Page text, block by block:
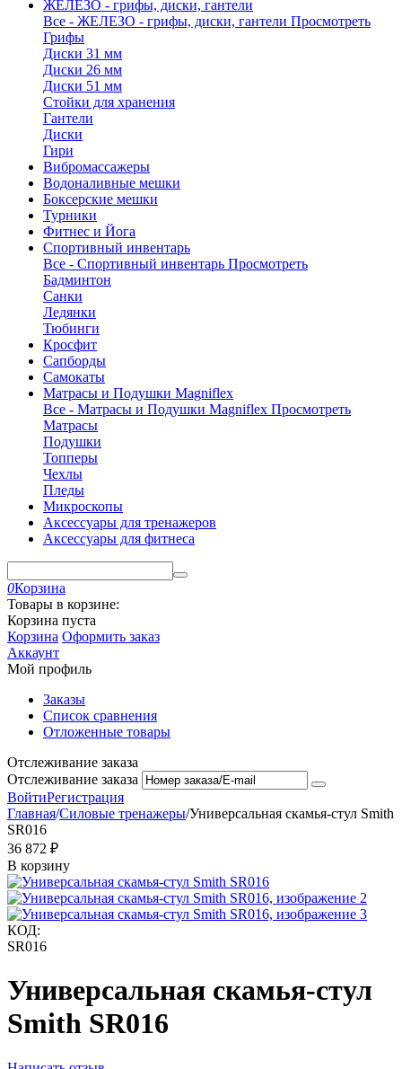
ЖЕЛЕЗО - грифы, диски, гантели
Все - ЖЕЛЕЗО - грифы, диски, гантели Просмотреть
Грифы
Диски 31 мм
Диски 26 мм
Диски 51 мм
Стойки для хранения
Гантели
Диски
Гири
Вибромассажеры
Водоналивные мешки
Боксерские мешки
Турники
Фитнес и Йога
Спортивный инвентарь
Все - Спортивный инвентарь Просмотреть
Бадминтон
Санки
Ледянки
Тюбинги
Кросфит
Сапборды
Самокаты
Матрасы и Подушки Magniflex
Все - Матрасы и Подушки Magniflex Просмотреть
Матрасы
Подушки
Топперы
Чехлы
Пледы
Микроскопы
Аксессуары для тренажеров
Аксессуары для фитнеса
0Корзина
Товары в корзине:
Корзина пуста
Корзина Оформить заказ
Аккаунт
Мой профиль
Заказы
Список сравнения
Отложенные товары
Отслеживание заказа
Отслеживание заказа
ВойтиРегистрация
Главная/Силовые тренажеры/Универсальная скамья-стул Smith
SR016
36 872 ₽
В корзину
КОД:
SR016
Универсальная скамья-стул
Smith SR016